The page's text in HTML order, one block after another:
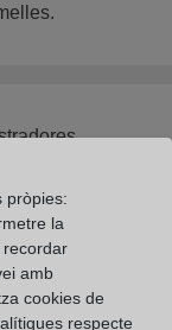
Maria
pròpies:
la
recordar
amb
cookies de
respecte